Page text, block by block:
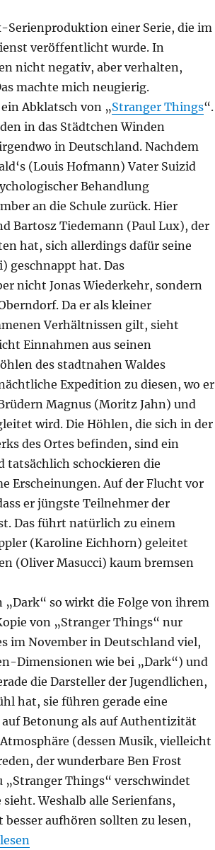
Serienproduktion einer Serie, die im
veröffentlicht wurde. In
nicht negativ, aber verhalten,
machte mich neugierig.
Abklatsch von „Stranger Things“.
in das Städtchen Winden
in Deutschland. Nachdem
(Louis Hofmann) Vater Suizid
Behandlung
an die Schule zurück. Hier
Bartosz Tiedemann (Paul Lux), der
hat, sich allerdings dafür seine
geschnappt hat. Das
nicht Jonas Wiederkehr, sondern
Da er als kleiner
Verhältnissen gilt, sieht
Einnahmen aus seinen
des stadtnahen Waldes
Expedition zu diesen, wo er
Magnus (Moritz Jahn) und
wird. Die Höhlen, die sich in der
des Ortes befinden, sind ein
tatsächlich schockieren die
Erscheinungen. Auf der Flucht vor
er jüngste Teilnehmer der
Das führt natürlich zu einem
(Karoline Eichhorn) geleitet
(Oliver Masucci) kaum bremsen
so wirkt die Folge von ihrem
von „Stranger Things“ nur
im November in Deutschland viel,
Dimensionen wie bei „Dark“) und
die Darsteller der Jugendlichen,
hat, sie führen gerade eine
Betonung als auf Authentizität
(dessen Musik, vielleicht
der wunderbare Ben Frost
„Stranger Things“ verschwindet
Weshalb alle Serienfans,
aufhören sollten zu lesen,